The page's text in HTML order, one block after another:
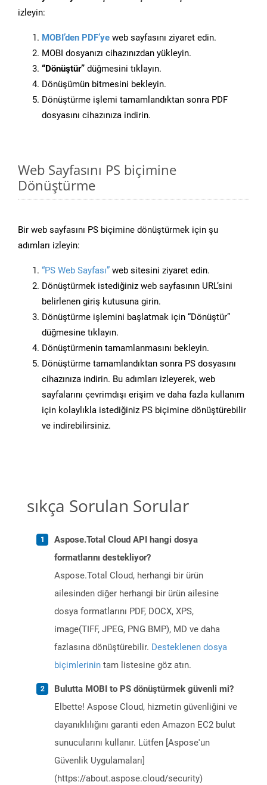
izleyin:
MOBI’den PDF’ye web sayfasını ziyaret edin.
MOBI dosyanızı cihazınızdan yükleyin.
“Dönüştür” düğmesini tıklayın.
Dönüşümün bitmesini bekleyin.
Dönüştürme işlemi tamamlandıktan sonra PDF
dosyasını cihazınıza indirin.
Web Sayfasını PS biçimine
Dönüştürme
Bir web sayfasını PS biçimine dönüştürmek için şu
adımları izleyin:
“PS Web Sayfası” web sitesini ziyaret edin.
Dönüştürmek istediğiniz web sayfasının URL’sini
belirlenen giriş kutusuna girin.
Dönüştürme işlemini başlatmak için “Dönüştür”
düğmesine tıklayın.
Dönüştürmenin tamamlanmasını bekleyin.
Dönüştürme tamamlandıktan sonra PS dosyasını
cihazınıza indirin. Bu adımları izleyerek, web
sayfalarını çevrimdışı erişim ve daha fazla kullanım
için kolaylıkla istediğiniz PS biçimine dönüştürebilir
ve indirebilirsiniz.
sıkça Sorulan Sorular
Aspose.Total Cloud API hangi dosya
formatlarını destekliyor?
Aspose.Total Cloud, herhangi bir ürün
ailesinden diğer herhangi bir ürün ailesine
dosya formatlarını PDF, DOCX, XPS,
image(TIFF, JPEG, PNG BMP), MD ve daha
fazlasına dönüştürebilir. Desteklenen dosya
biçimlerinin tam listesine göz atın.
Bulutta MOBI to PS dönüştürmek güvenli mi?
Elbette! Aspose Cloud, hizmetin güvenliğini ve
dayanıklılığını garanti eden Amazon EC2 bulut
sunucularını kullanır. Lütfen [Aspose'un
Güvenlik Uygulamaları]
(https://about.aspose.cloud/security)